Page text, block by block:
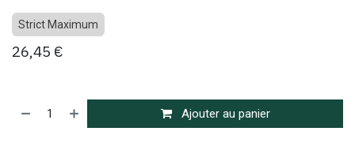
Strict Maximum
26,45 €
Ajouter au panier